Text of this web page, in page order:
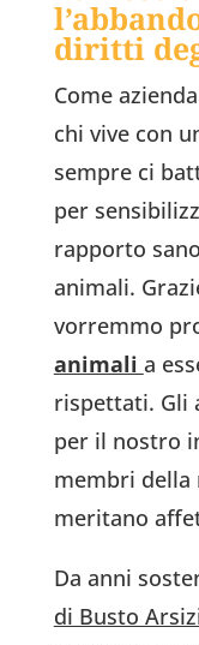
diritti
Come
chi vive con
sempre ci
per
rapporto
animali.
vorremmo
animali a
rispettati. Gli
per il nostro
membri della
meritano
Da anni
di Busto